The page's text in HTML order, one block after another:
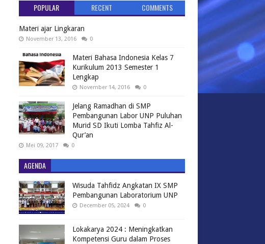
POPULAR RECENT COMMENTS
Materi ajar Lingkaran
November 13, 2016 0
Materi Bahasa Indonesia Kelas 7
Kurikulum 2013 Semester 1
Lengkap
November 14, 2016 0
Jelang Ramadhan di SMP
Pembangunan Labor UNP Puluhan
Murid SD Ikuti Lomba Tahfiz Al-
Qur’an
Mei 09, 2017 0
AGENDA
Wisuda Tahfidz Angkatan IX SMP
Pembangunan Laboratorium UNP
December 05, 2024 0
Lokakarya 2024 : Meningkatkan
Kompetensi Guru dalam Proses